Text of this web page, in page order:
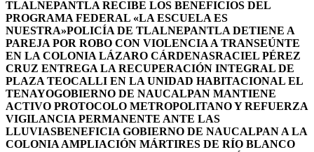
TLALNEPANTLA RECIBE LOS BENEFICIOS DEL
PROGRAMA FEDERAL «LA ESCUELA ES
NUESTRA»POLICÍA DE TLALNEPANTLA DETIENE A
PAREJA POR ROBO CON VIOLENCIA A TRANSEÚNTE
EN LA COLONIA LÁZARO CÁRDENASRACIEL PÉREZ
CRUZ ENTREGA LA RECUPERACIÓN INTEGRAL DE
PLAZA TEOCALLI EN LA UNIDAD HABITACIONAL EL
TENAYOGOBIERNO DE NAUCALPAN MANTIENE
ACTIVO PROTOCOLO METROPOLITANO Y REFUERZA
VIGILANCIA PERMANENTE ANTE LAS
LLUVIASBENEFICIA GOBIERNO DE NAUCALPAN A LA
COLONIA AMPLIACIÓN MÁRTIRES DE RÍO BLANCO